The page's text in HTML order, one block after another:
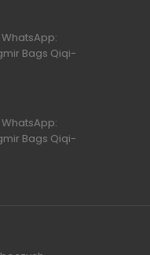
Bags Qiqi-
Bags Qiqi-